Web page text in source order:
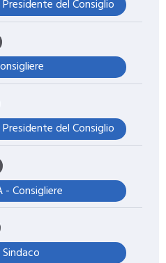
del Consiglio
del Consiglio
- Consigliere